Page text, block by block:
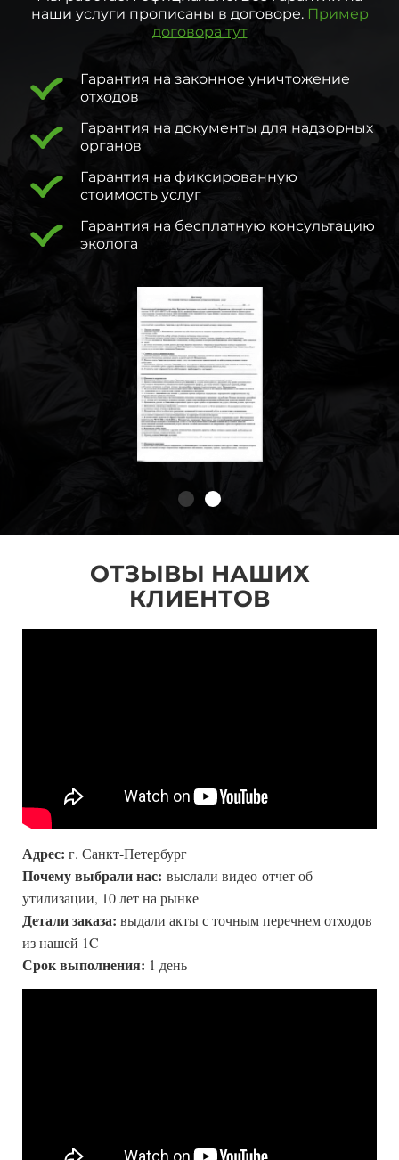
наши услуги прописаны в договоре. Пример
договора тут
Гарантия на законное уничтожение
отходов
Гарантия на документы для надзорных
органов
Гарантия на фиксированную
стоимость услуг
Гарантия на бесплатную консультацию
эколога
ОТЗЫВЫ НАШИХ
КЛИЕНТОВ
Адрес: г. Санкт-Петербург
Почему выбрали нас: выслали видео-отчет об
утилизации, 10 лет на рынке
Детали заказа: выдали акты с точным перечнем отходов
из нашей 1C
Срок выполнения: 1 день